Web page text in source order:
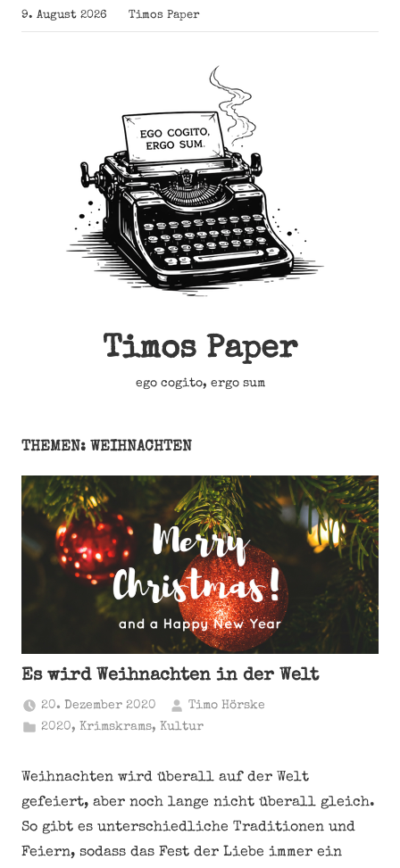
Zum
Inhalt
9. August 2026 Timos Paper
Timos Paper
ego cogito, ergo sum
THEMEN: WEIHNACHTEN
Es wird Weihnachten in der Welt
20. Dezember 2020
Timo Hörske
2020, Krimskrams, Kultur
Weihnachten wird überall auf der Welt
gefeiert, aber noch lange nicht überall gleich.
So gibt es unterschiedliche Traditionen und
Feiern, sodass das Fest der Liebe immer ein